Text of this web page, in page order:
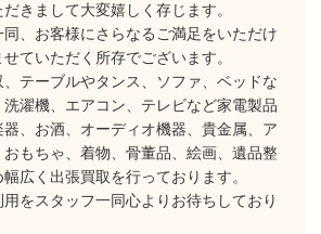
きまして大変嬉しく存じます。
、お客様にさらなるご満足をいただけ
ていただく所存でございます。
テーブルやタンス、ソファ、ベッドな
濯機、エアコン、テレビなど家電製品
、お酒、オーディオ機器、貴金属、ア
もちゃ、着物、骨董品、絵画、遺品整
広く出張買取を行っております。
をスタッフ一同心よりお待ちしており